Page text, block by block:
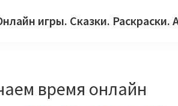
игры. Сказки.
время онлайн